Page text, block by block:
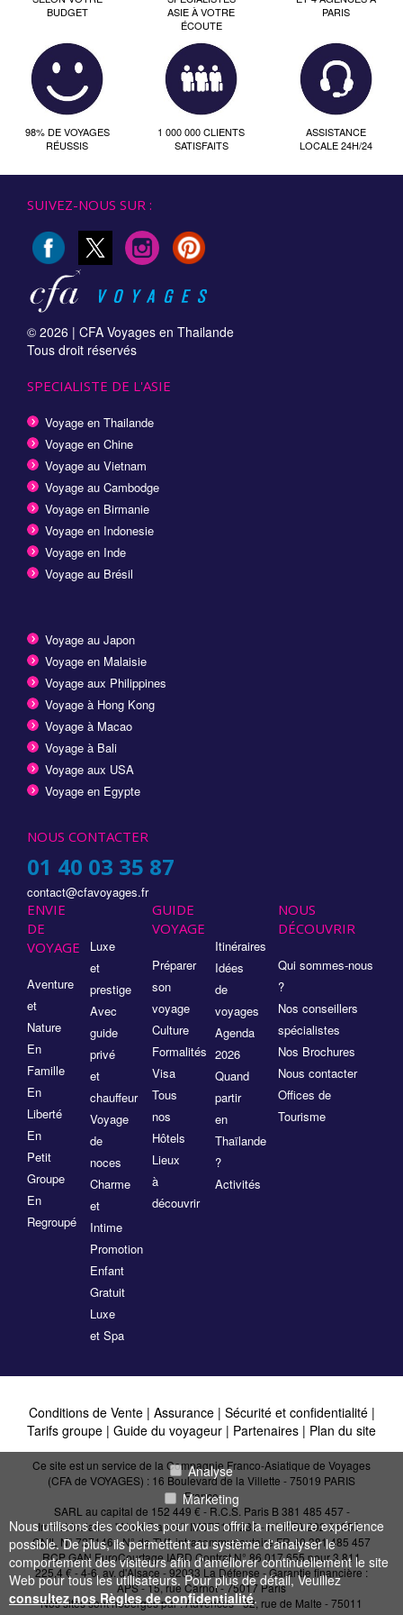
BUDGET
ASIE À VOTRE
ÉCOUTE
PARIS
98% DE VOYAGES
RÉUSSIS
1 000 000 CLIENTS
SATISFAITS
ASSISTANCE
LOCALE 24H/24
SUIVEZ-NOUS SUR :
© 2026 | CFA Voyages en Thailande
Tous droit réservés
SPECIALISTE DE L'ASIE
Voyage en Thailande
Voyage en Chine
Voyage au Vietnam
Voyage au Cambodge
Voyage en Birmanie
Voyage en Indonesie
Voyage en Inde
Voyage au Brésil
Voyage au Japon
Voyage en Malaisie
Voyage aux Philippines
Voyage à Hong Kong
Voyage à Macao
Voyage à Bali
Voyage aux USA
Voyage en Egypte
NOUS CONTACTER
01 40 03 35 87
contact@cfavoyages.fr
ENVIE
DE
VOYAGE
Aventure
et
Nature
En
Famille
En
Liberté
En
Petit
Groupe
En
Regroupé
Luxe
et
prestige
Avec
guide
privé
et
chauffeur
Voyage
de
noces
Charme
et
Intime
Promotion
Enfant
Gratuit
Luxe
et Spa
GUIDE
VOYAGE
Préparer
son
voyage
Culture
Formalités
Visa
Tous
nos
Hôtels
Lieux
à
découvrir
Itinéraires
Idées
de
voyages
Agenda
2026
Quand
partir
en
Thaïlande
?
Activités
NOUS
DÉCOUVRIR
Qui sommes-nous
?
Nos conseillers
spécialistes
Nos Brochures
Nous contacter
Offices de
Tourisme
Conditions de Vente| Assurance | Sécurité et confidentialité|
Tarifs groupe | Guide du voyageur | Partenaires | Plan du site
Ce site est un service de la Compagnie Franco-Asiatique de Voyages
(CFA de VOYAGES) : 16 Boulevard de la Villette - 75019 PARIS
France
SARL au capital de 152 449 € - R.C.S. Paris B 381 485 457 -
Immatriculation "Atout France": IM075110232 - N° IATA 202 21950 -
CNIL N° 727146 - N° de TVA intracommunautaire FR 40 381 485 457
RCP GAN EuroCourtage IARD Contrat N° 86.017.655 pour 3 811
225,4 € - 4-6, av. d'Alsace - 92033 La Défense - Garantie financière :
APS - 15, rue Carnot - 75017 Paris
Nos sites sont hébergés par :Advences - 52, rue de Malte - 75011
Analyse
Marketing
Nous utilisons des cookies pour vous offrir la meilleure expérience
possible. De plus, ils permettent au système d'analyser le
comportement des visiteurs afin d'améliorer continuellement le site
Web pour tous les utilisateurs. Pour plus de détail, Veuillez
consultez nos Règles de confidentialité.